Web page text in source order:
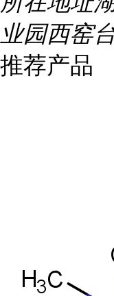
业园西窑
推荐产品